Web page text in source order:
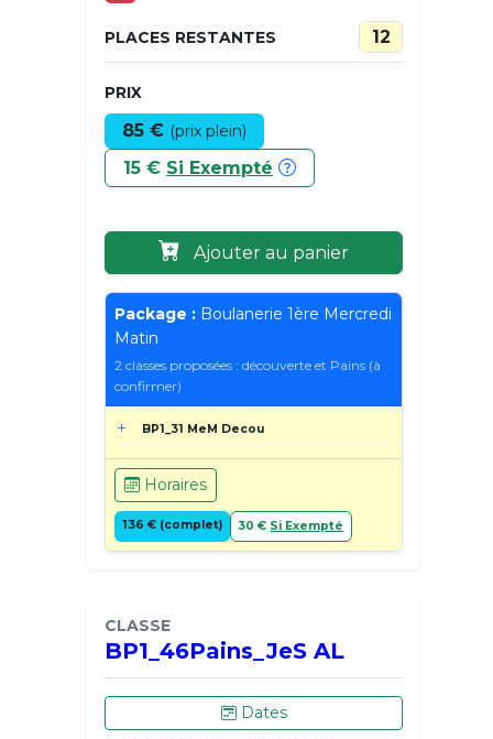
PLACES RESTANTES 12
PRIX
85 € (prix plein)
15 € Si Exempté
Ajouter au panier
Package : Boulanerie 1ère Mercredi
Matin
2 classes proposées : découverte et Pains (à
confirmer)
BP1_31 MeM Decou
Horaires
136 € (complet) 30 € Si Exempté
CLASSE
BP1_46Pains_JeS AL
Dates